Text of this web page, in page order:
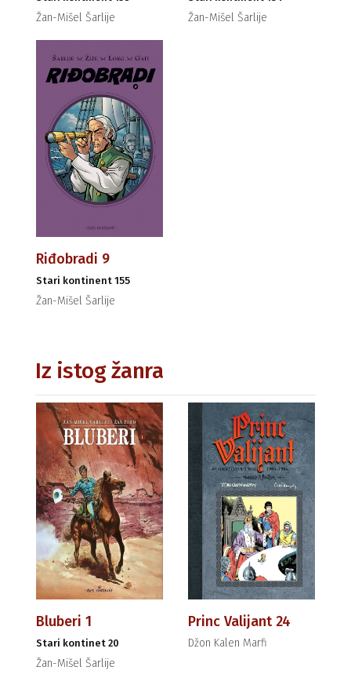
Žan-Mišel Šarlije Žan-Mišel Šarlije
Riđobradi 9
Stari kontinent 155
Žan-Mišel Šarlije
Iz istog žanra
Bluberi 1
Stari kontinet 20
Žan-Mišel Šarlije
Princ Valijant 24
Džon Kalen Marfi